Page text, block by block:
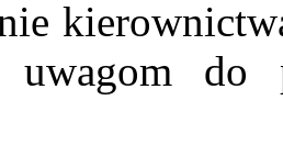
uwagom do